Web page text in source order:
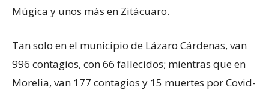
Múgica y unos más en Zitácuaro.
Tan solo en el municipio de Lázaro Cárdenas, van
996 contagios, con 66 fallecidos; mientras que en
Morelia, van 177 contagios y 15 muertes por Covid-